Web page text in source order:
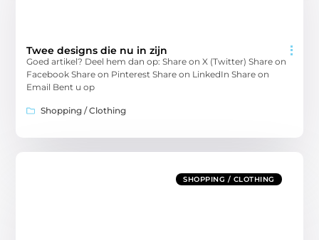
Twee designs die nu in zijn
Goed artikel? Deel hem dan op: Share on X (Twitter) Share on
Facebook Share on Pinterest Share on LinkedIn Share on
Email Bent u op
Shopping / Clothing
SHOPPING / CLOTHING